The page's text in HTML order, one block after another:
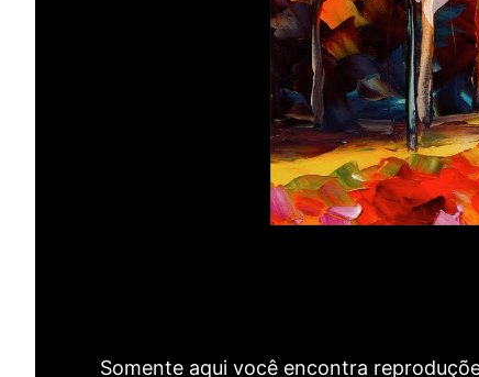
Somente aqui você encontra